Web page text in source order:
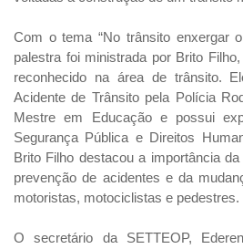
Com o tema “No trânsito enxergar
palestra foi ministrada por Brito
reconhecido na área de trânsito.
Acidente de Trânsito pela Polícia
Mestre em Educação e possui
Segurança Pública e Direitos
Brito Filho destacou a importância
prevenção de acidentes e da
motoristas, motociclistas e pedestres.
O secretário da SETTEOP,